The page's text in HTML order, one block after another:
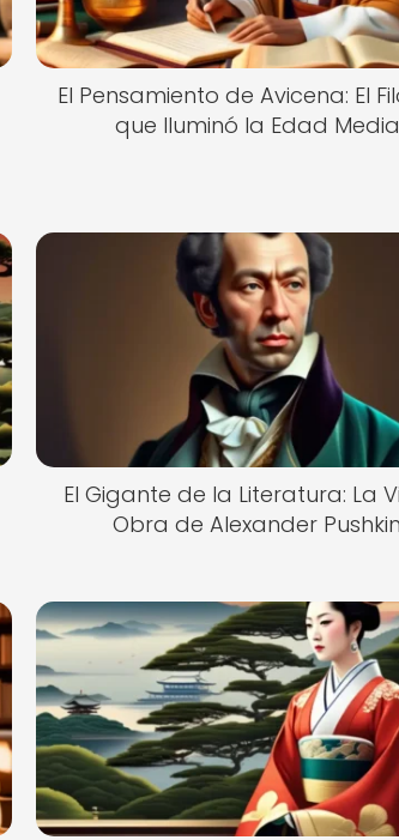
El Pensamiento de Avicena: El
que Iluminó la Edad Media
El Gigante de la Literatura: La
Obra de Alexander Pushkin